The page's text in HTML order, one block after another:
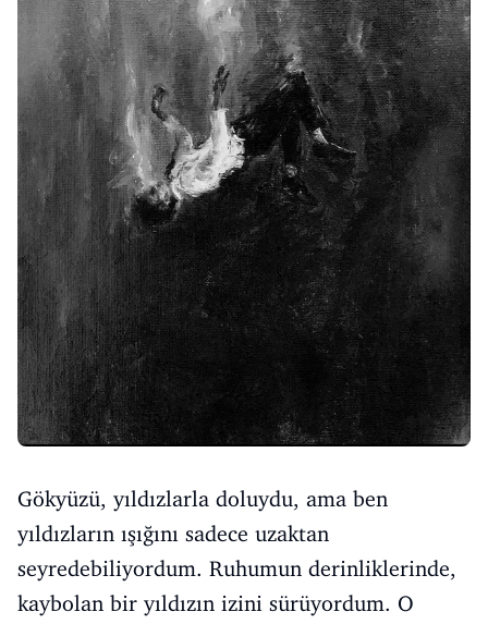
Gökyüzü, yıldızlarla doluydu, ama ben
yıldızların ışığını sadece uzaktan
seyredebiliyordum. Ruhumun derinliklerinde,
kaybolan bir yıldızın izini sürüyordum. O